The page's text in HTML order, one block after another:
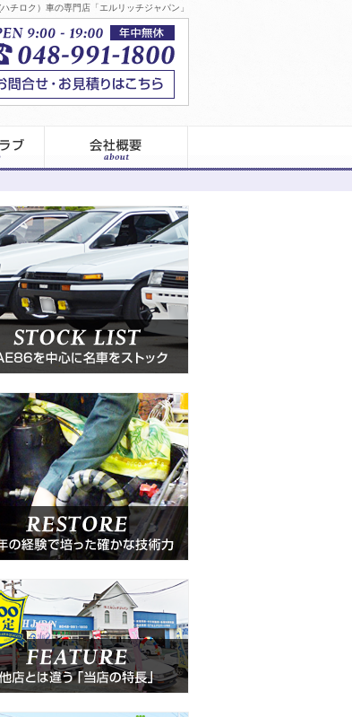
チロク）車の専門店「エルリッチジャパン」